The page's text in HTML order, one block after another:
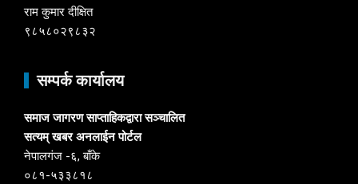
राम कुमार दीक्षित
९८५८०२९८३२
सम्पर्क कार्यालय
समाज जागरण साप्ताहिकद्वारा सञ्चालित
सत्यम् खबर अनलाईन पोर्टल
नेपालगंज -६, बाँके
०८१-५३३८१८